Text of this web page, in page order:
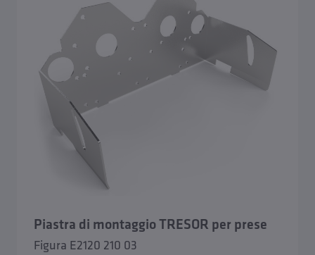
Piastra di montaggio TRESOR per prese
Figura E2120 210 03